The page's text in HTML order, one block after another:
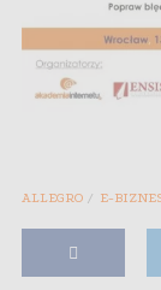
ALLEGRO E-